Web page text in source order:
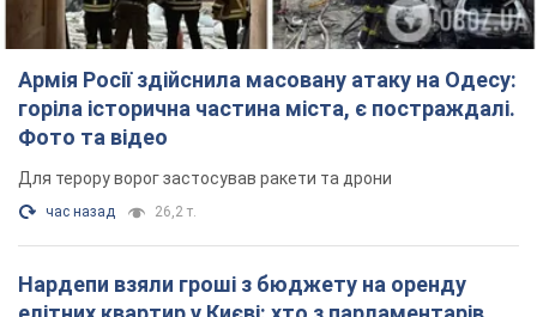
Російська армія обстріляла дві сусідні
багатоповерхівки в Харкові: двоє загиблих,
більше 20 постраждалих
Ворог навмисно обстрілює житлові будинки
17 минут назад 2,6 т.